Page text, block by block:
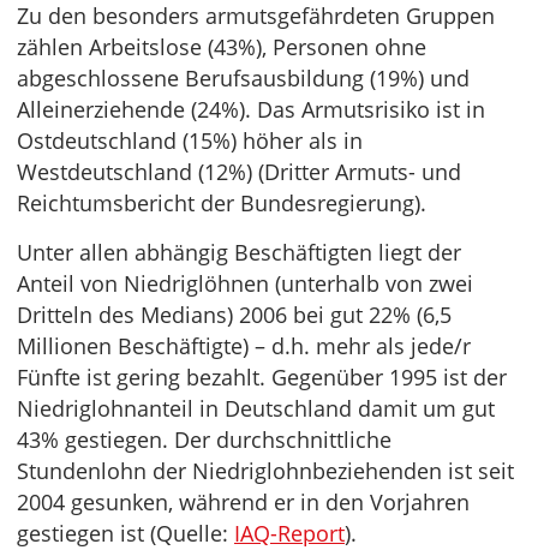
Zu den besonders armutsgefährdeten Gruppen
zählen Arbeitslose (43%), Personen ohne
abgeschlossene Berufsausbildung (19%) und
Alleinerziehende (24%). Das Armutsrisiko ist in
Ostdeutschland (15%) höher als in
Westdeutschland (12%) (Dritter Armuts- und
Reichtumsbericht der Bundesregierung).
Unter allen abhängig Beschäftigten liegt der
Anteil von Niedriglöhnen (unterhalb von zwei
Dritteln des Medians) 2006 bei gut 22% (6,5
Millionen Beschäftigte) – d.h. mehr als jede/r
Fünfte ist gering bezahlt. Gegenüber 1995 ist der
Niedriglohnanteil in Deutschland damit um gut
43% gestiegen. Der durchschnittliche
Stundenlohn der Niedriglohnbeziehenden ist seit
2004 gesunken, während er in den Vorjahren
gestiegen ist (Quelle: IAQ-Report).